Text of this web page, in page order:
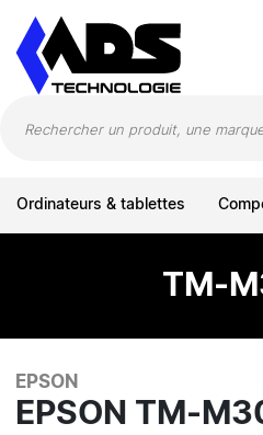
Ordinateurs & tablettes
TM-
EPSON
EPSON TM-